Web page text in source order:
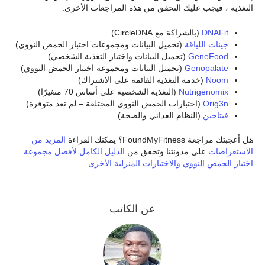
التغذية ، فيجب عليك التحقق من هذه المراجعات الأخرى:
DNAFit (بالشراكة مع CircleDNA)
جينات اللياقة (تحميل البيانات ومجموعات اختبار الحمض النووي)
GeneFood (تحميل البيانات واختبار التغذية الشخصي)
Genopalate (تحميل البيانات ومجموعة اختبار الحمض النووي)
Noom (خدمة التغذية القائمة على الاشتراك)
Nutrigenomix (التغذية الشخصية على أساس 70 متغيرًا)
Orig3n (اختبارات الحمض النووي المختلفة – لم تعد متوفرة)
فيتاجين (النظام الغذائي والصحة)
هل أعجبتك مراجعة FoundMyFitness؟ يمكنك القراءة
المزيد من
الاستعراضات على مدونتنا وتحقق من الدليل الكامل لأفضل مجموعة
اختبار الحمض النووي والاختبارات المنزلية الأخرى
عن الكاتب